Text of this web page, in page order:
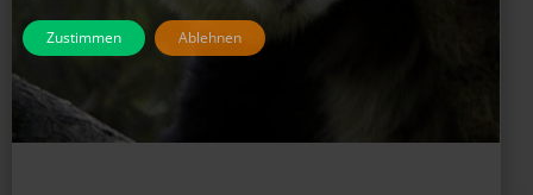
Zustimmen Ablehnen